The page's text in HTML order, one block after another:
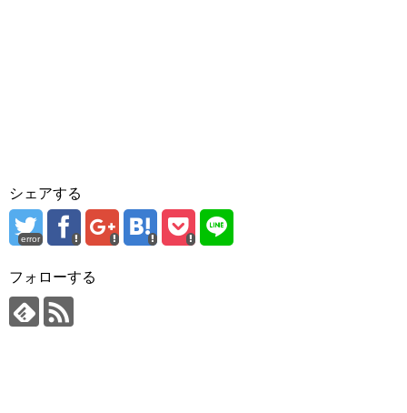
シェアする
error
フォローする